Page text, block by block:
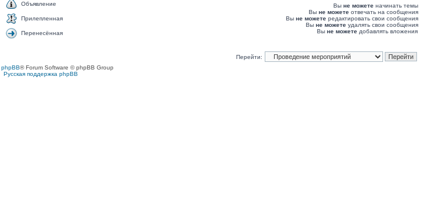
Объявление
Прилепленная
Перенесённая
Вы не можете начинать темы
Вы не можете отвечать на сообщения
Вы не можете редактировать свои сообщения
Вы не можете удалять свои сообщения
Вы не можете добавлять вложения
Перейти:
phpBB® Forum Software © phpBB Group
Русская поддержка phpBB